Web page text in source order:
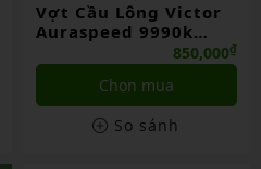
Vợt Cầu Lông Victor
Auraspeed 9990k
850,000₫
Chọn mua
So sánh